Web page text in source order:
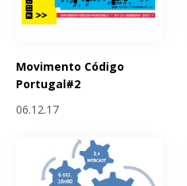
Movimento Código
Portugal#2
06.12.17